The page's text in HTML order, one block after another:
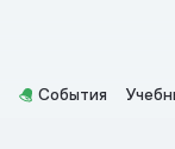
События